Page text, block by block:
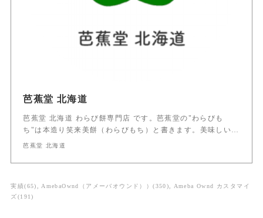
芭蕉堂 北海道
芭蕉堂 北海道 わらび餅専門店 です。芭蕉堂の"わらびも
ち"は本造り笑来美餅（わらびもち）と書きます。美味しい…
芭蕉堂 北海道
実績(65) AmebaOwnd（アメーバオウンド））(350)
Ameba Ownd カスタマイ
ズ(191)